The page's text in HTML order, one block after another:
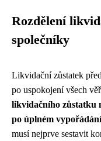
Rozdělení
společníky
Likvidační zůstatek
po uspokojení všech
likvidačního zůstatku
po úplném
musí nejprve sestavit